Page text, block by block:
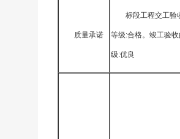
质量承诺
标段工程交工验
等级:合格。竣工验
级:优良